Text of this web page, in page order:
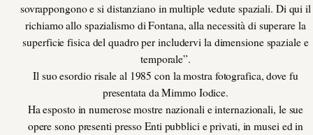
sovrappongono e si distanziano in multiple vedute spaziali. Di qui il
richiamo allo spazialismo di Fontana, alla necessità di superare la
superficie fisica del quadro per includervi la dimensione spaziale e
temporale”.
Il suo esordio risale al 1985 con la mostra fotografica, dove fu
presentata da Mimmo Iodice.
Ha esposto in numerose mostre nazionali e internazionali, le sue
opere sono presenti presso Enti pubblici e privati, in musei ed in